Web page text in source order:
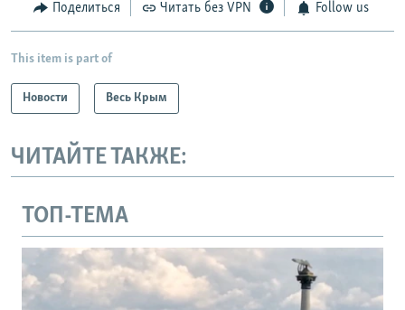
Поделиться Читать без VPN Follow us
This item is part of
Новости Весь Крым
ЧИТАЙТЕ ТАКЖЕ:
ТОП-ТЕМА